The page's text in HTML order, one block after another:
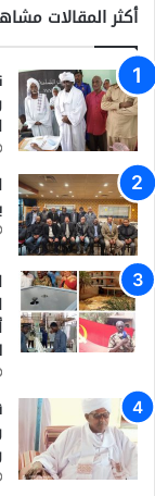
أكثر المقالات